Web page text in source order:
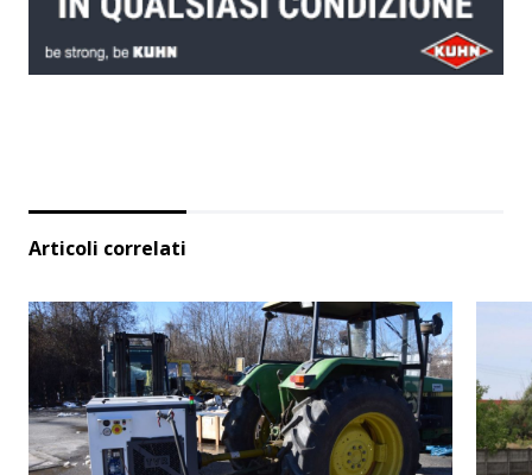
Articoli correlati